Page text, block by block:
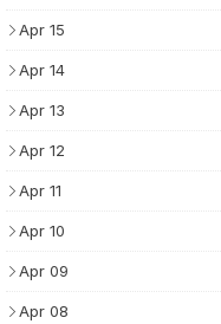
Apr 15
Apr 14
Apr 13
Apr 12
Apr 11
Apr 10
Apr 09
Apr 08